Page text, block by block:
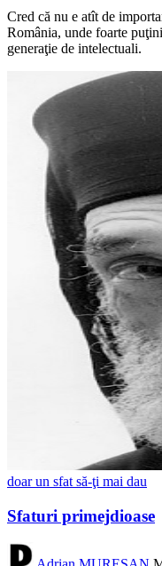
Cred că nu e atît de
România, unde foarte
generaţie de intelectuali.
doar un sfat să-ţi mai dau
Sfaturi primejdioase